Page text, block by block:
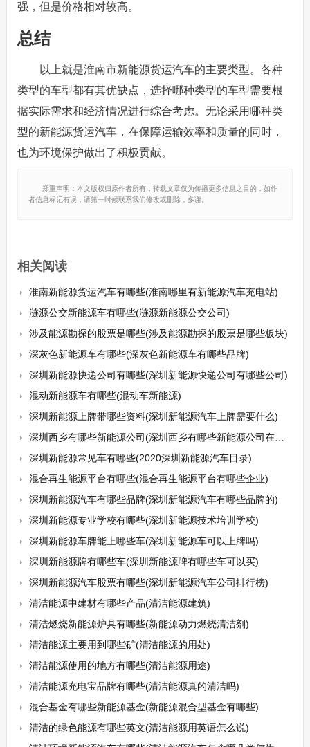
强，但是价格相对较高。
总结
以上就是淮南市新能源货运汽车的主要类型。各种
类型的车型都有其优缺点，选择哪种类型的车型需要根
据实际需求和经济情况进行综合考虑。无论采用哪种类
型的新能源货运汽车，在保障运输效率和质量的同时，
也为环境保护做出了积极贡献。
郑重声明：本文版权归原作者所有，转载文章仅为传播更多信息之目的，如作
者信息标记有误，请第一时候联系我们修改或删除，多谢。
相关阅读
淮南新能源货运汽车有哪些(淮南哪里有新能源汽车充电站)
涟源公交新能源车有哪些(涟源新能源公交公司)
涉及能源勘探的股票是哪些(涉及能源勘探的股票是哪些板块)
深灰色新能源车有哪些(深灰色新能源车有哪些品牌)
深圳新能源快递公司有哪些(深圳新能源快递公司有哪些公司)
混动新能源车有哪些(混动车新能源)
深圳新能源上牌带哪些资料(深圳新能源汽车上牌需要什么)
深圳西乡有哪些新能源公司(深圳西乡有哪些新能源公司在招工)
深圳新能源常见车有哪些(2020深圳新能源汽车目录)
混合再生能源平台有哪些(混合再生能源平台有哪些企业)
深圳新能源汽车有哪些品牌(深圳新能源汽车有哪些品牌的)
深圳新能源专业学校有哪些(深圳新能源技术培训学校)
深圳新能源车牌能上哪些车(深圳新能源车可以上牌吗)
深圳新能源牌有哪些车(深圳新能源牌有哪些车可以买)
深圳新能源汽车股票有哪些(深圳新能源汽车公司排行榜)
清洁能源中建材有哪些产品(清洁能源建筑)
清洁燃烧新能源炉具有哪些(新能源动力燃烧清洁剂)
清洁能源主要用到哪些矿(清洁能源的用处)
清洁能源使用的地方有哪些(清洁能源用途)
清洁能源充电宝品牌有哪些(清洁能源真的清洁吗)
混合基金有哪些新能源基金(新能源混合型基金有哪些)
清洁的绿色能源有哪些英文(清洁能源用英语怎么说)